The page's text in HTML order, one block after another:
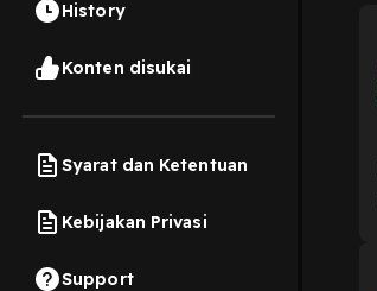
History
Konten disukai
Syarat dan Ketentuan
Kebijakan Privasi
Support